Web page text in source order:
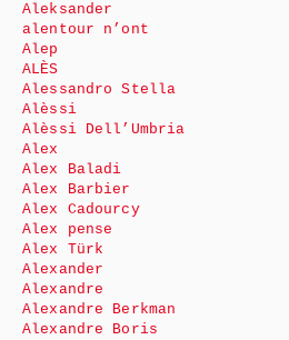
Aleksander
alentour n’ont
Alep
ALÈS
Alessandro Stella
Alèssi
Alèssi Dell’Umbria
Alex
Alex Baladi
Alex Barbier
Alex Cadourcy
Alex pense
Alex Türk
Alexander
Alexandre
Alexandre Berkman
Alexandre Boris